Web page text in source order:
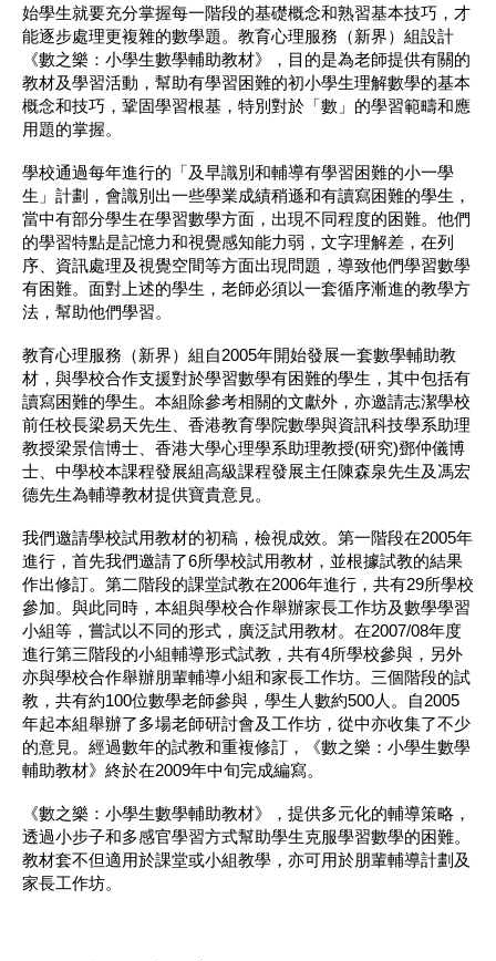
始學生就要充分掌握每一階段的基礎概念和熟習基本技巧，才
能逐步處理更複雜的數學題。教育心理服務（新界）組設計
《數之樂：小學生數學輔助教材》，目的是為老師提供有關的
教材及學習活動，幫助有學習困難的初小學生理解數學的基本
概念和技巧，鞏固學習根基，特別對於「數」的學習範疇和應
用題的掌握。
學校通過每年進行的「及早識別和輔導有學習困難的小一學
生」計劃，會識別出一些學業成績稍遜和有讀寫困難的學生，
當中有部分學生在學習數學方面，出現不同程度的困難。他們
的學習特點是記憶力和視覺感知能力弱，文字理解差，在列
序、資訊處理及視覺空間等方面出現問題，導致他們學習數學
有困難。面對上述的學生，老師必須以一套循序漸進的教學方
法，幫助他們學習。
教育心理服務（新界）組自2005年開始發展一套數學輔助教
材，與學校合作支援對於學習數學有困難的學生，其中包括有
讀寫困難的學生。本組除參考相關的文獻外，亦邀請志潔學校
前任校長梁易天先生、香港教育學院數學與資訊科技學系助理
教授梁景信博士、香港大學心理學系助理教授(研究)鄧仲儀博
士、中學校本課程發展組高級課程發展主任陳森泉先生及馮宏
德先生為輔導教材提供寶貴意見。
我們邀請學校試用教材的初稿，檢視成效。第一階段在2005年
進行，首先我們邀請了6所學校試用教材，並根據試教的結果
作出修訂。第二階段的課堂試教在2006年進行，共有29所學校
參加。與此同時，本組與學校合作舉辦家長工作坊及數學學習
小組等，嘗試以不同的形式，廣泛試用教材。在2007/08年度
進行第三階段的小組輔導形式試教，共有4所學校參與，另外
亦與學校合作舉辦朋輩輔導小組和家長工作坊。三個階段的試
教，共有約100位數學老師參與，學生人數約500人。自2005
年起本組舉辦了多場老師研討會及工作坊，從中亦收集了不少
的意見。經過數年的試教和重複修訂，《數之樂：小學生數學
輔助教材》終於在2009年中旬完成編寫。
《數之樂：小學生數學輔助教材》，提供多元化的輔導策略，
透過小步子和多感官學習方式幫助學生克服學習數學的困難。
教材套不但適用於課堂或小組教學，亦可用於朋輩輔導計劃及
家長工作坊。